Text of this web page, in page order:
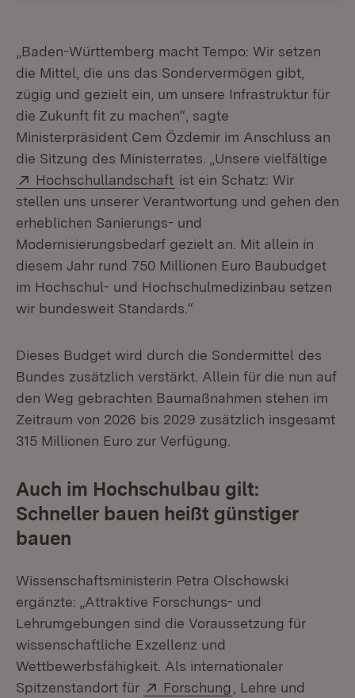
„Baden-Württemberg macht Tempo: Wir setzen
die Mittel, die uns das Sondervermögen gibt,
zügig und gezielt ein, um unsere Infrastruktur für
die Zukunft fit zu machen“, sagte
Ministerpräsident Cem Özdemir im Anschluss an
die Sitzung des Ministerrates. „Unsere vielfältige
Extern:
Hochschullandschaft (Öffnet in neuem Fenster)
ist ein Schatz: Wir
stellen uns unserer Verantwortung und gehen den
erheblichen Sanierungs- und
Modernisierungsbedarf gezielt an. Mit allein in
diesem Jahr rund 750 Millionen Euro Baubudget
im Hochschul- und Hochschulmedizinbau setzen
wir bundesweit Standards.“
Dieses Budget wird durch die Sondermittel des
Bundes zusätzlich verstärkt. Allein für die nun auf
den Weg gebrachten Baumaßnahmen stehen im
Zeitraum von 2026 bis 2029 zusätzlich insgesamt
315 Millionen Euro zur Verfügung.
Auch im Hochschulbau gilt:
Schneller bauen heißt günstiger
bauen
Wissenschaftsministerin Petra Olschowski
ergänzte: „Attraktive Forschungs- und
Lehrumgebungen sind die Voraussetzung für
wissenschaftliche Exzellenz und
Wettbewerbsfähigkeit. Als internationaler
Spitzenstandort für
Extern:
Forschung (Öffnet in neuem
, Lehre und